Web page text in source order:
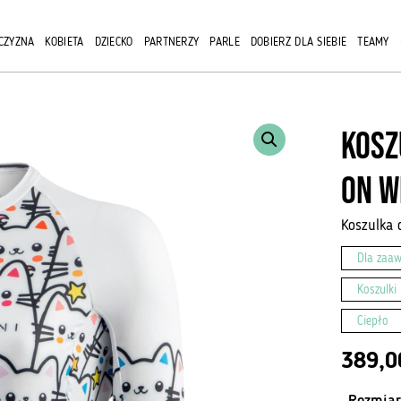
KOBIETA DZIECKO PARTNERZY PARLE DOBIERZ DLA SIEBIE TEAMY
on
Koszulka
Dla
Koszulki
Ciepło